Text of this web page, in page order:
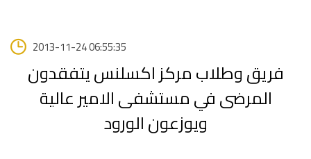
2013-11-24 06:55:35
فريق وطلاب مركز اكسلنس يتفقدون
المرضى في مستشفى الامير عالية
ويوزعون الورود